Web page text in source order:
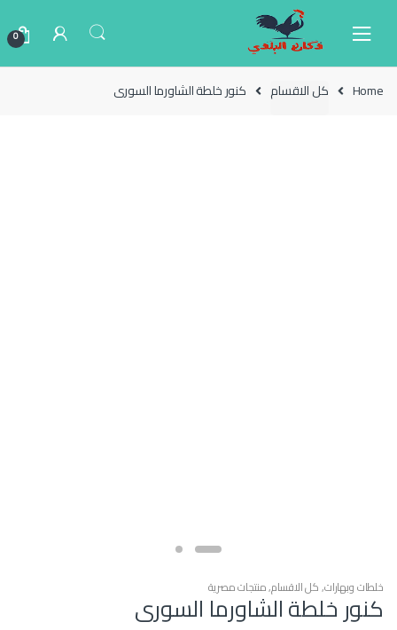
0
Home كل الاقسام كنور خلطة الشاورما السورى
خلطات وبهارات,كل الاقسام,منتجات مصرية
كنور خلطة الشاورما السورى